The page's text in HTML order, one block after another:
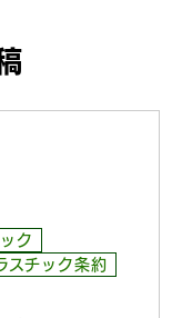
ク
スチック条約